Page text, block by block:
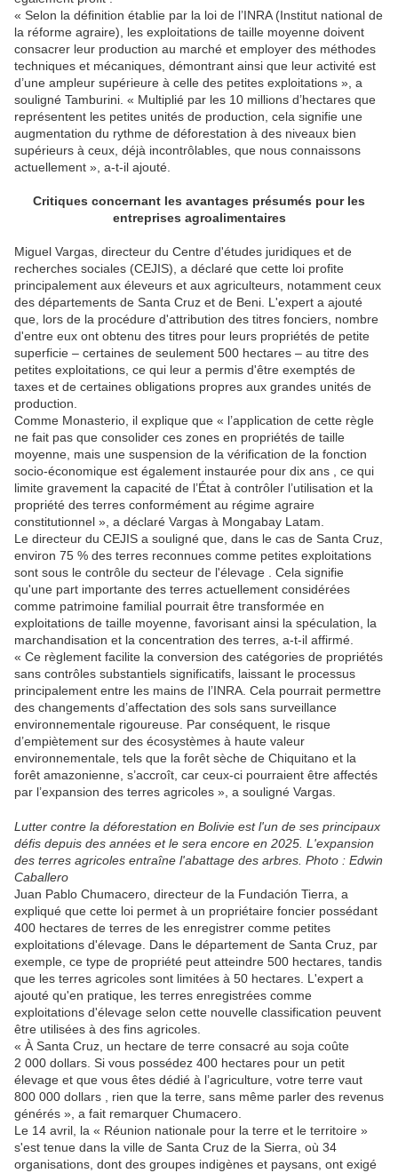
« Selon la définition établie par la loi de l’INRA (Institut national de
la réforme agraire), les exploitations de taille moyenne doivent
consacrer leur production au marché et employer des méthodes
techniques et mécaniques, démontrant ainsi que leur activité est
d’une ampleur supérieure à celle des petites exploitations », a
souligné Tamburini. « Multiplié par les 10 millions d’hectares que
représentent les petites unités de production, cela signifie une
augmentation du rythme de déforestation à des niveaux bien
supérieurs à ceux, déjà incontrôlables, que nous connaissons
actuellement », a-t-il ajouté.
Critiques concernant les avantages présumés pour les
entreprises agroalimentaires
Miguel Vargas, directeur du Centre d'études juridiques et de
recherches sociales (CEJIS), a déclaré que cette loi profite
principalement aux éleveurs et aux agriculteurs, notamment ceux
des départements de Santa Cruz et de Beni. L'expert a ajouté
que, lors de la procédure d'attribution des titres fonciers, nombre
d'entre eux ont obtenu des titres pour leurs propriétés de petite
superficie – certaines de seulement 500 hectares – au titre des
petites exploitations, ce qui leur a permis d'être exemptés de
taxes et de certaines obligations propres aux grandes unités de
production.
Comme Monasterio, il explique que « l’application de cette règle
ne fait pas que consolider ces zones en propriétés de taille
moyenne, mais une suspension de la vérification de la fonction
socio-économique est également instaurée pour dix ans , ce qui
limite gravement la capacité de l’État à contrôler l’utilisation et la
propriété des terres conformément au régime agraire
constitutionnel », a déclaré Vargas à Mongabay Latam.
Le directeur du CEJIS a souligné que, dans le cas de Santa Cruz,
environ 75 % des terres reconnues comme petites exploitations
sont sous le contrôle du secteur de l'élevage . Cela signifie
qu'une part importante des terres actuellement considérées
comme patrimoine familial pourrait être transformée en
exploitations de taille moyenne, favorisant ainsi la spéculation, la
marchandisation et la concentration des terres, a-t-il affirmé.
« Ce règlement facilite la conversion des catégories de propriétés
sans contrôles substantiels significatifs, laissant le processus
principalement entre les mains de l’INRA. Cela pourrait permettre
des changements d’affectation des sols sans surveillance
environnementale rigoureuse. Par conséquent, le risque
d’empiètement sur des écosystèmes à haute valeur
environnementale, tels que la forêt sèche de Chiquitano et la
forêt amazonienne, s’accroît, car ceux-ci pourraient être affectés
par l’expansion des terres agricoles », a souligné Vargas.
Lutter contre la déforestation en Bolivie est l'un de ses principaux
défis depuis des années et le sera encore en 2025. L'expansion
des terres agricoles entraîne l'abattage des arbres. Photo : Edwin
Caballero
Juan Pablo Chumacero, directeur de la Fundación Tierra, a
expliqué que cette loi permet à un propriétaire foncier possédant
400 hectares de terres de les enregistrer comme petites
exploitations d'élevage. Dans le département de Santa Cruz, par
exemple, ce type de propriété peut atteindre 500 hectares, tandis
que les terres agricoles sont limitées à 50 hectares. L'expert a
ajouté qu'en pratique, les terres enregistrées comme
exploitations d'élevage selon cette nouvelle classification peuvent
être utilisées à des fins agricoles.
« À Santa Cruz, un hectare de terre consacré au soja coûte
2 000 dollars. Si vous possédez 400 hectares pour un petit
élevage et que vous êtes dédié à l’agriculture, votre terre vaut
800 000 dollars , rien que la terre, sans même parler des revenus
générés », a fait remarquer Chumacero.
Le 14 avril, la « Réunion nationale pour la terre et le territoire »
s'est tenue dans la ville de Santa Cruz de la Sierra, où 34
organisations, dont des groupes indigènes et paysans, ont exigé